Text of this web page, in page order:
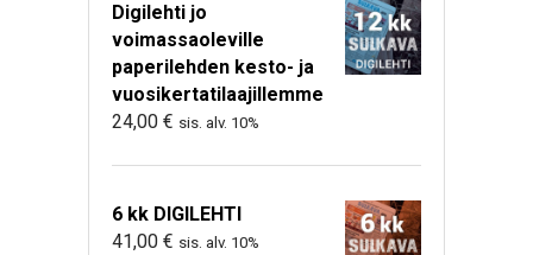
Digilehti jo
voimassaoleville
paperilehden kesto- ja
vuosikertatilaajillemme
24,00 € sis. alv. 10%
6 kk DIGILEHTI
41,00 € sis. alv. 10%